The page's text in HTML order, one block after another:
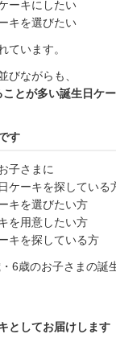
ーキにしたい
キを選びたい
ています。
びながらも、
とが多い誕生日ケ
す
子さまに
ケーキを探している
キを選びたい方
を用意したい方
キを探している方
6歳のお子さまの誕
としてお届けします